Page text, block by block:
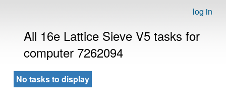
log in
All 16e Lattice Sieve V5 tasks for
computer 7262094
No tasks to display